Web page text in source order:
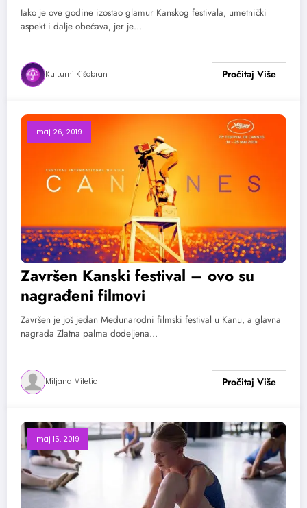
Iako je ove godine izostao glamur Kanskog festivala, umetnički
aspekt i dalje obećava, jer je…
Kulturni Kišobran
maj 26, 2019
Završen Kanski festival – ovo su
nagrađeni filmovi
Završen je još jedan Međunarodni filmski festival u Kanu, a glavna
nagrada Zlatna palma dodeljena…
Miljana Miletic
maj 15, 2019